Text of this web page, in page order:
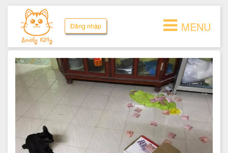
Đăng nhập MENU